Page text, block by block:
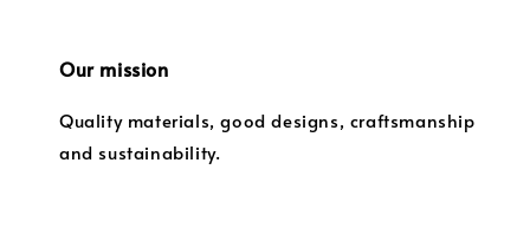
Our mission
Quality materials, good designs, craftsmanship
and sustainability.